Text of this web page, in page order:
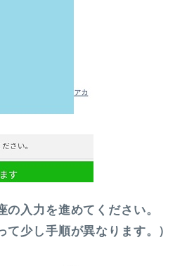
入力を進めてください。
て少し手順が異なります。）